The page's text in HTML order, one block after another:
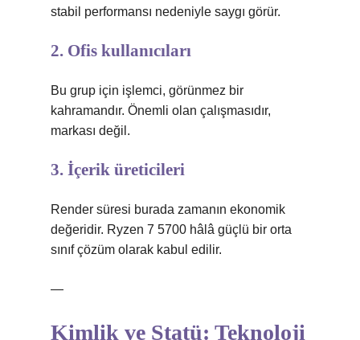
stabil performansı nedeniyle saygı görür.
2. Ofis kullanıcıları
Bu grup için işlemci, görünmez bir
kahramandır. Önemli olan çalışmasıdır,
markası değil.
3. İçerik üreticileri
Render süresi burada zamanın ekonomik
değeridir. Ryzen 7 5700 hâlâ güçlü bir orta
sınıf çözüm olarak kabul edilir.
—
Kimlik ve Statü: Teknoloji